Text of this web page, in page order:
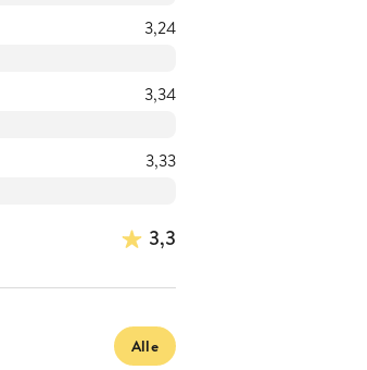
3,24
3,34
3,33
3,3
Alle